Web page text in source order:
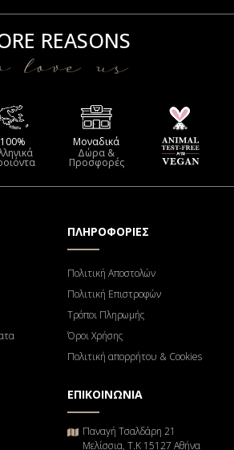
REASONS
love us
100%
Μοναδικά
Δώρα &
Προσφορές
ΠΛΗΡΟΦΟΡΙΕΣ
Πολιτική Αποστολών
Πολιτική Επιστροφών
Τρόποι Πληρωμής
Όροι Χρήσης
Πολιτική απορρήτου & Cookies
ΕΠΙΚΟΙΝΩΝΙΑ
Παναγή Τσαλδάρη 21
Μελίσσια, Τ.Κ 15127 Αθήνα